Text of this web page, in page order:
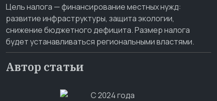
Цель налога — финансирование местных нужд:
развитие инфраструктуры, защита экологии,
снижение бюджетного дефицита. Размер налога
будет устанавливаться региональными властями.
Автор статьи